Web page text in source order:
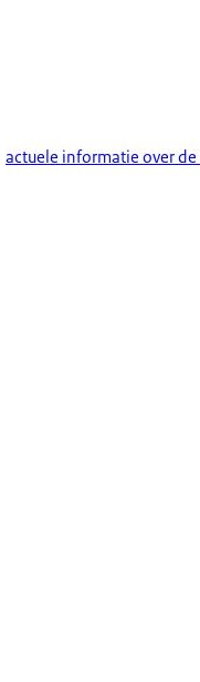
actuele informatie over